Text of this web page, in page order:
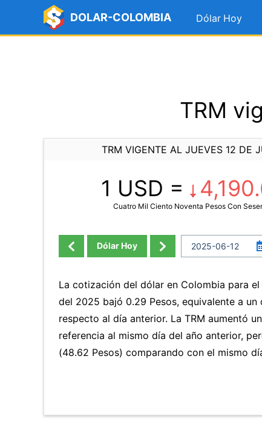
DOLAR-COLOMBIA Dólar Hoy
TRM
TRM VIGENTE AL JUEVES 12 DE
1 USD =
Cuatro Mil Ciento Noventa Pesos Con
Dólar Hoy
La cotización del dólar en Colombia para
del 2025 bajó 0.29 Pesos, equivalente a un
respecto al día anterior. La TRM aumentó
referencia al mismo día del año anterior,
(48.62 Pesos) comparando con el mismo